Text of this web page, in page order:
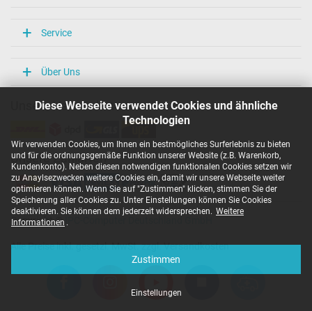
Diese Webseite verwendet Cookies und ähnliche
Technologien
Wir verwenden Cookies, um Ihnen ein bestmögliches Surferlebnis zu bieten
und für die ordnungsgemäße Funktion unserer Website (z.B. Warenkorb,
Kundenkonto). Neben diesen notwendigen funktionalen Cookies setzen wir
zu Anaylsezwecken weitere Cookies ein, damit wir unsere Webseite weiter
optimieren können. Wenn Sie auf "Zustimmen" klicken, stimmen Sie der
Speicherung aller Cookies zu. Unter Einstellungen können Sie Cookies
deaktivieren. Sie können dem jederzeit widersprechen. Weitere
Informationen .
Zustimmen
Einstellungen
Service
Über Uns
Unsere Versandarten
Unsere Zahlarten
Copyright ©
Alle Preise inkl. gesetzl. MwSt. zzgl. Versandkosten